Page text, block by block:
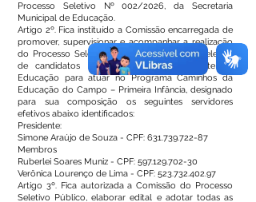
Processo Seletivo Nº 002/2026, da Secretaria
Municipal de Educação.
Artigo 2º. Fica instituído a Comissão encarregada de
promover, supervisionar e acompanhar a realização
do Processo Seletivo Público, destinado a seleção
de candidatos para provimento de Agente de
Educação para atuar no Programa Caminhos da
Educação do Campo – Primeira Infância, designado
para sua composição os seguintes servidores
efetivos abaixo identificados:
Presidente:
Simone Araújo de Souza - CPF: 631.739.722-87
Membros
Ruberlei Soares Muniz - CPF: 597.129.702-30
Verônica Lourenço de Lima - CPF: 523.732.402.97
Artigo 3º. Fica autorizada a Comissão do Processo
Seletivo Público, elaborar edital e adotar todas as